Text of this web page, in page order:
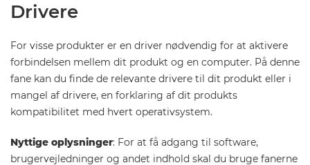
Drivere
For visse produkter er en driver nødvendig for at aktivere
forbindelsen mellem dit produkt og en computer. På denne
fane kan du finde de relevante drivere til dit produkt eller i
mangel af drivere, en forklaring af dit produkts
kompatibilitet med hvert operativsystem.
Nyttige oplysninger: For at få adgang til software,
brugervejledninger og andet indhold skal du bruge fanerne